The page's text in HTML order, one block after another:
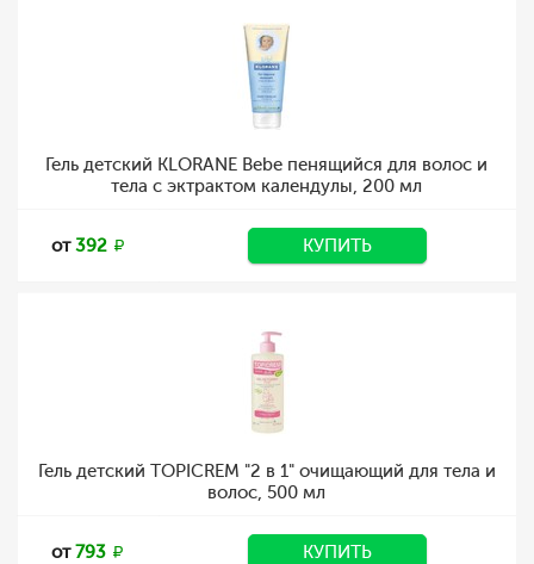
Гель детский KLORANE Bebe пенящийся для волос и
тела с эктрактом календулы, 200 мл
от392 КУПИТЬ
Гель детский TOPICREM "2 в 1" очищающий для тела и
волос, 500 мл
от793 КУПИТЬ